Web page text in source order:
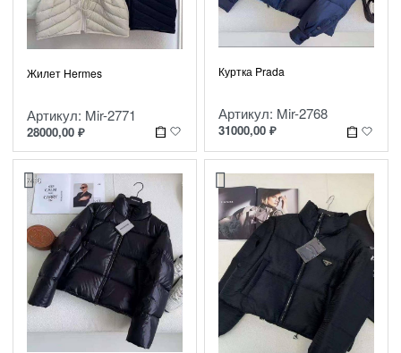
Жилет Hermes
Артикул: Mir-2771
28000,00 ₽
Куртка Prada
Артикул: Mir-2768
31000,00 ₽